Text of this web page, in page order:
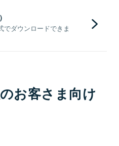
でダウンロードできま
お客さま向け